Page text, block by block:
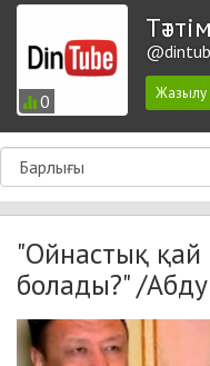
0
"Ойнастық қай
болады?" /